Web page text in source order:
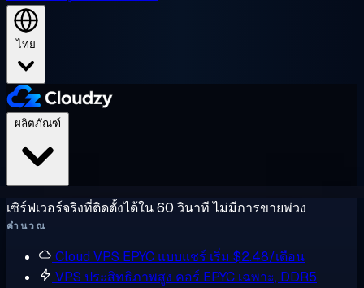
ไทย
เซิร์ฟเวอร์จริงที่ติดตั้งได้ใน 60 วินาที ไม่มีการขายพ่วง
คำนวณ
Cloud VPS EPYC แบบแชร์ เริ่ม $2.48/เดือน
VPS ประสิทธิภาพสูง คอร์ EPYC เฉพาะ, DDR5